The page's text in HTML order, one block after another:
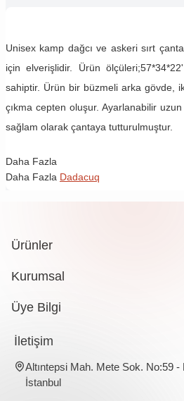
Unisex kamp dağcı ve askeri sırt
için elverişlidir. Ürün
sahiptir. Ürün bir büzmeli arka gövde,
çıkma cepten oluşur. Ayarlanabilir
sağlam olarak çantaya tutturulmuştur.
Daha Fazla
Daha Fazla Dadacuq
Ürünler
Kurumsal
Üye Bilgi
İletişim
Altıntepsi Mah. Mete Sok. No:59
İstanbul